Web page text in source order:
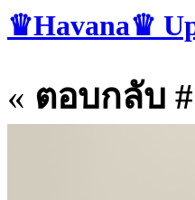
♛Havana♛
« ตอบกลับ